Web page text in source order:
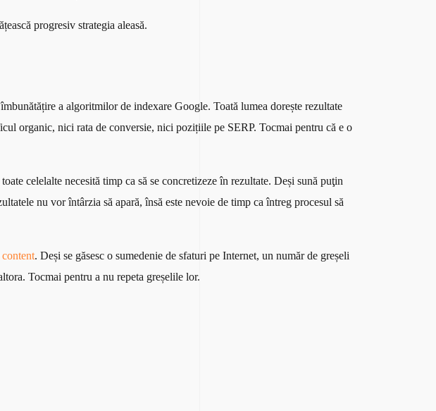
progresiv strategia aleasă.
a algoritmilor de indexare Google. Toată lumea dorește rezultate
organic, nici rata de conversie, nici pozițiile pe SERP. Tocmai pentru că e o
celelalte necesită timp ca să se concretizeze în rezultate. Deși sună puţin
nu vor întârzia să apară, însă este nevoie de timp ca întreg procesul să
. Deși se găsesc o sumedenie de sfaturi pe Internet, un număr de greșeli
Tocmai pentru a nu repeta greșelile lor.